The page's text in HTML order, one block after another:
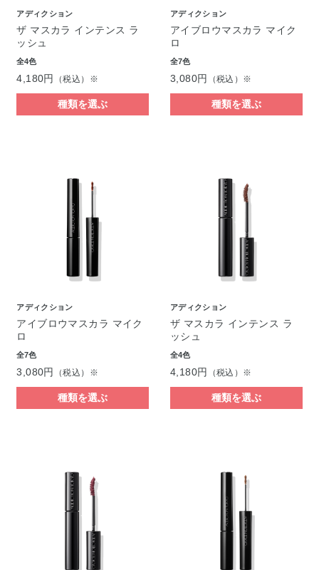
アディクション
ザ マスカラ インテンス ラ
ッシュ
全4色
4,180円 （税込）※
種類を選ぶ
アディクション
アイブロウマスカラ マイク
ロ
全7色
3,080円 （税込）※
種類を選ぶ
アディクション
アイブロウマスカラ マイク
ロ
全7色
3,080円 （税込）※
種類を選ぶ
アディクション
ザ マスカラ インテンス ラ
ッシュ
全4色
4,180円 （税込）※
種類を選ぶ